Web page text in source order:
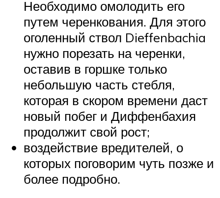
Необходимо омолодить его
путем черенкования. Для этого
оголенный ствол Dieffenbachia
нужно порезать на черенки,
оставив в горшке только
небольшую часть стебля,
которая в скором времени даст
новый побег и Диффенбахия
продолжит свой рост;
воздействие вредителей, о
которых поговорим чуть позже и
более подробно.